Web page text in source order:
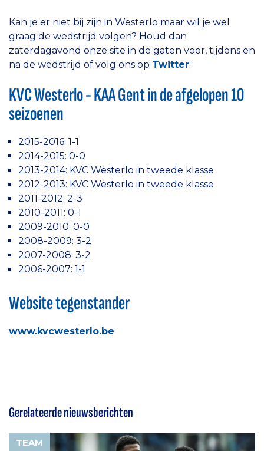
Kan je er niet bij zijn in Westerlo maar wil je wel
graag de wedstrijd volgen? Houd dan
zaterdagavond onze site in de gaten voor, tijdens en
na de wedstrijd of volg ons op Twitter:
KVC Westerlo - KAA Gent in de afgelopen 10
seizoenen
2015-2016: 1-1
2014-2015: 0-0
2013-2014: KVC Westerlo in tweede klasse
2012-2013: KVC Westerlo in tweede klasse
2011-2012: 2-3
2010-2011: 0-1
2009-2010: 0-0
2008-2009: 3-2
2007-2008: 3-2
2006-2007: 1-1
Website tegenstander
www.kvcwesterlo.be
Gerelateerde nieuwsberichten
TEAM